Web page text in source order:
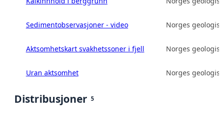
Sedimentobservasjoner - video Norges
Aktsomhetskart svakhetssoner i fjell Norges
Uran aktsomhet Norges
Distribusjoner 5